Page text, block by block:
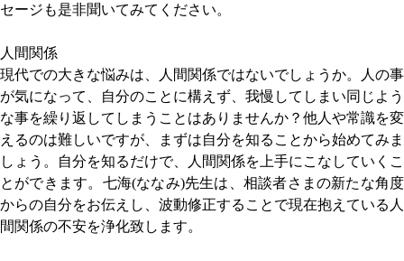
セージも是非聞いてみてください。
人間関係
現代での大きな悩みは、人間関係ではないでしょうか。人の事
が気になって、自分のことに構えず、我慢してしまい同じよう
な事を繰り返してしまうことはありませんか？他人や常識を変
えるのは難しいですが、まずは自分を知ることから始めてみま
しょう。自分を知るだけで、人間関係を上手にこなしていくこ
とができます。七海(ななみ)先生は、相談者さまの新たな角度
からの自分をお伝えし、波動修正することで現在抱えている人
間関係の不安を浄化致します。